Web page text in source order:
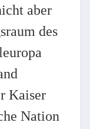
aber
des
Kaiser
Nation